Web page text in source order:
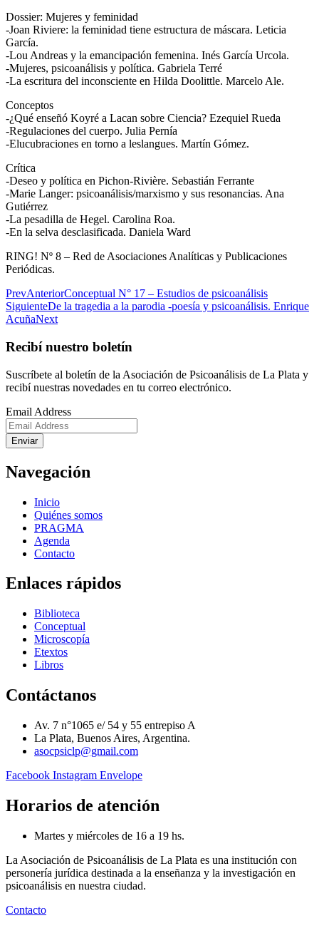
Dossier: Mujeres y feminidad
-Joan Riviere: la feminidad tiene estructura de máscara. Leticia
García.
-Lou Andreas y la emancipación femenina. Inés García Urcola.
-Mujeres, psicoanálisis y política. Gabriela Terré
-La escritura del inconsciente en Hilda Doolittle. Marcelo Ale.
Conceptos
-¿Qué enseñó Koyré a Lacan sobre Ciencia? Ezequiel Rueda
-Regulaciones del cuerpo. Julia Pernía
-Elucubraciones en torno a leslangues. Martín Gómez.
Crítica
-Deseo y política en Pichon-Rivière. Sebastián Ferrante
-Marie Langer: psicoanálisis/marxismo y sus resonancias. Ana
Gutiérrez
-La pesadilla de Hegel. Carolina Roa.
-En la selva desclasificada. Daniela Ward
RING! Nº 8 – Red de Asociaciones Analíticas y Publicaciones
Periódicas.
PrevAnteriorConceptual N° 17 – Estudios de psicoanálisis
SiguienteDe la tragedia a la parodia -poesía y psicoanálisis. Enrique
AcuñaNext
Recibí nuestro boletín
Suscríbete al boletín de la Asociación de Psicoanálisis de La Plata y
recibí nuestras novedades en tu correo electrónico.
Email Address
Enviar
Navegación
Inicio
Quiénes somos
PRAGMA
Agenda
Contacto
Enlaces rápidos
Biblioteca
Conceptual
Microscopía
Etextos
Libros
Contáctanos
Av. 7 n°1065 e/ 54 y 55 entrepiso A
La Plata, Buenos Aires, Argentina.
asocpsiclp@gmail.com
Facebook Instagram Envelope
Horarios de atención
Martes y miércoles de 16 a 19 hs.
La Asociación de Psicoanálisis de La Plata es una institución con
personería jurídica destinada a la enseñanza y la investigación en
psicoanálisis en nuestra ciudad.
Contacto